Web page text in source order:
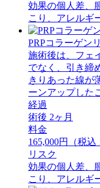
効果の個人差、
こり、アレルギ
PRPコラーゲン
施術後は、フェ
でなく、引き締
きりあった線が
ーンアップし
経過
術後 2ヶ月
料金
165,000円（税込
リスク
効果の個人差、
こり、アレルギ